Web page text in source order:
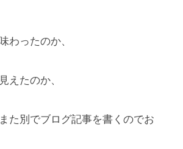
わったのか、
えたのか、
た別でブログ記事を書くのでお